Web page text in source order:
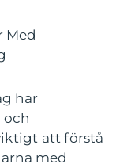
Med
har
att förstå
med